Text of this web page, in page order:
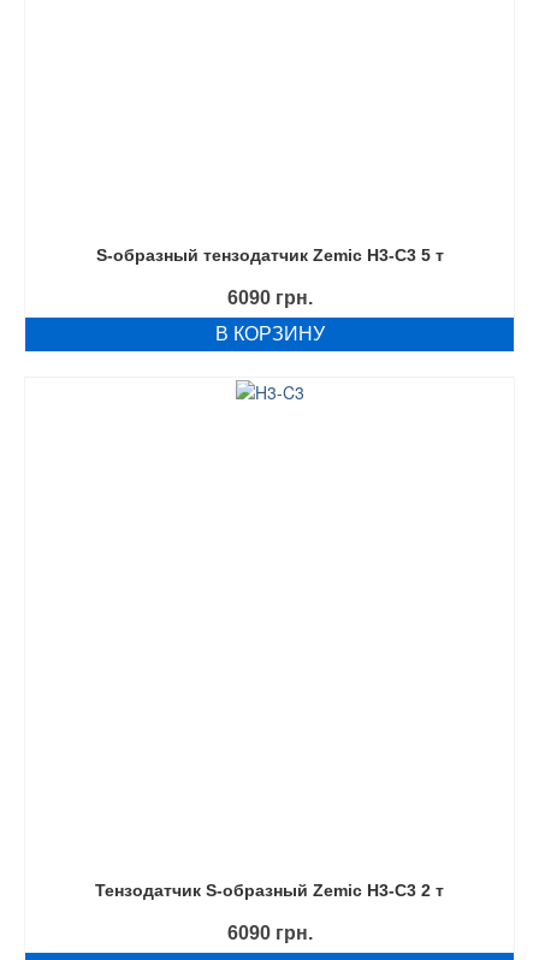
S-образный тензодатчик Zemic H3-C3 5 т
6090 грн.
В КОРЗИНУ
Тензодатчик S-образный Zemic H3-C3 2 т
6090 грн.